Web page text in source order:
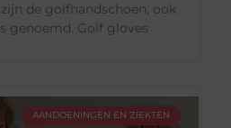
de golfhandschoen, ook
genoemd. Golf gloves
AANDOENINGEN EN ZIEKTEN